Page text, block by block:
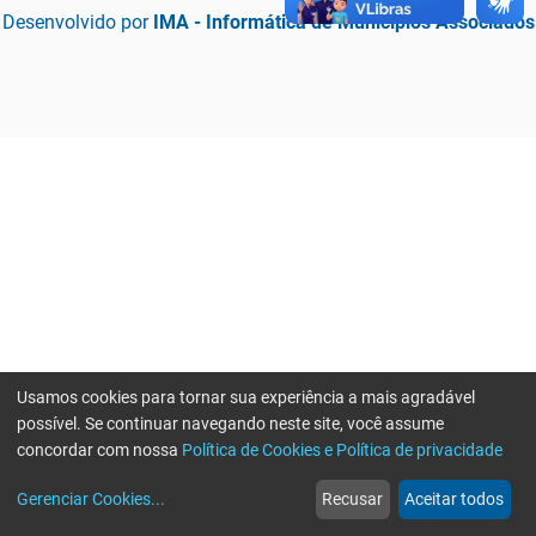
Desenvolvido por IMA - Informática de Municípios Associados
web
Notícias
more_horiz
Mais
Usamos cookies para tornar sua experiência a mais agradável
possível. Se continuar navegando neste site, você assume
concordar com nossa Política de Cookies e Política de privacidade
Gerenciar Cookies... Recusar Aceitar todos
Erro ao enviar informações, por favor tente novamente